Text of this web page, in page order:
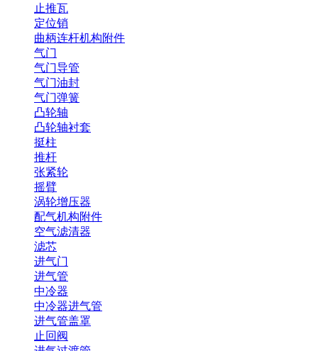
止推瓦
定位销
曲柄连杆机构附件
气门
气门导管
气门油封
气门弹簧
凸轮轴
凸轮轴衬套
挺柱
推杆
张紧轮
摇臂
涡轮增压器
配气机构附件
空气滤清器
滤芯
进气门
进气管
中冷器
中冷器进气管
进气管盖罩
止回阀